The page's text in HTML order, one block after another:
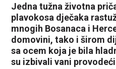
Jedna tužna životna
plavokosa dječaka
mnogih Bosanaca i
domovini, tako i širom
sa ocem koja je bila
su izbivali vani